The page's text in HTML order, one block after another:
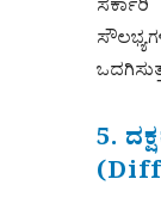
5.